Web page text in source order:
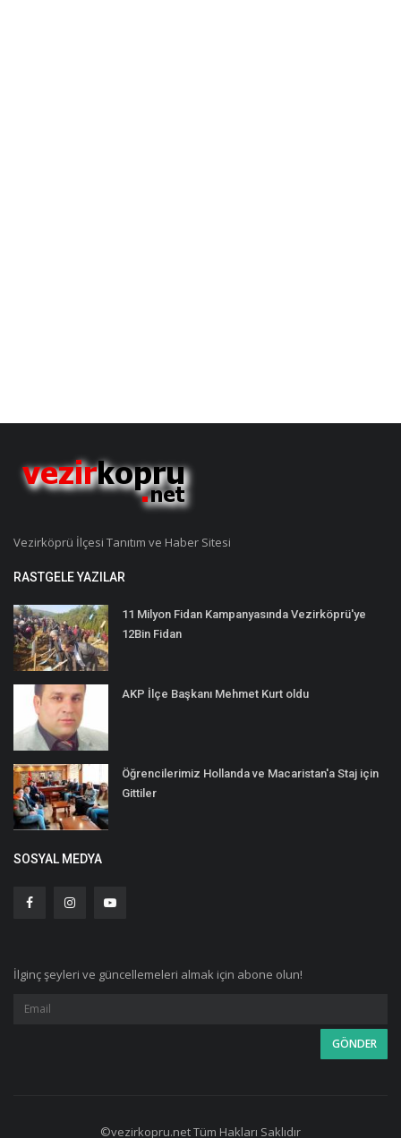
Vezirköprü İlçesi Tanıtım ve Haber Sitesi
RASTGELE YAZILAR
11 Milyon Fidan Kampanyasında Vezirköprü'ye
12Bin Fidan
AKP İlçe Başkanı Mehmet Kurt oldu
Öğrencilerimiz Hollanda ve Macaristan'a Staj için
Gittiler
SOSYAL MEDYA
İlginç şeyleri ve güncellemeleri almak için abone olun!
©vezirkopru.net Tüm Hakları Saklıdır